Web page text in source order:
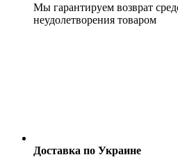
Мы гарантируем возврат
неудолетворения товаром
Доставка по Украине